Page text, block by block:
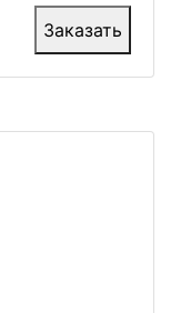
Заказать